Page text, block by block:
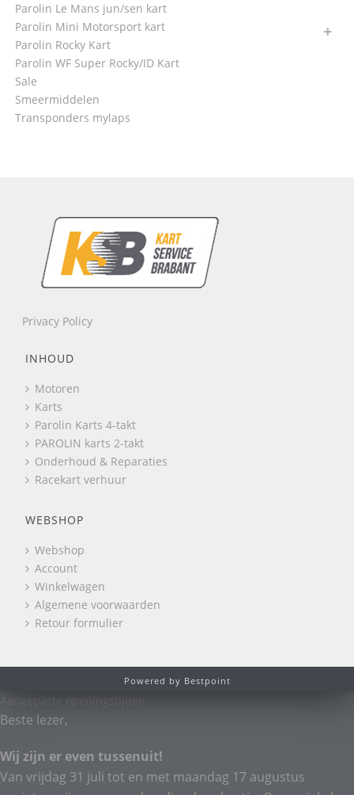
Parolin Le Mans jun/sen kart
Parolin Mini Motorsport kart
Parolin Rocky Kart
Parolin WF Super Rocky/ID Kart
Sale
Smeermiddelen
Transponders mylaps
Privacy Policy
INHOUD
Motoren
Karts
Parolin Karts 4-takt
PAROLIN karts 2-takt
Onderhoud & Reparaties
Racekart verhuur
WEBSHOP
Webshop
Account
Winkelwagen
Algemene voorwaarden
Retour formulier
Powered by Bestpoint
Aangepaste openingstijden
Beste lezer,
Wij zijn er even tussenuit!
Van vrijdag 31 juli tot en met maandag 17 augustus